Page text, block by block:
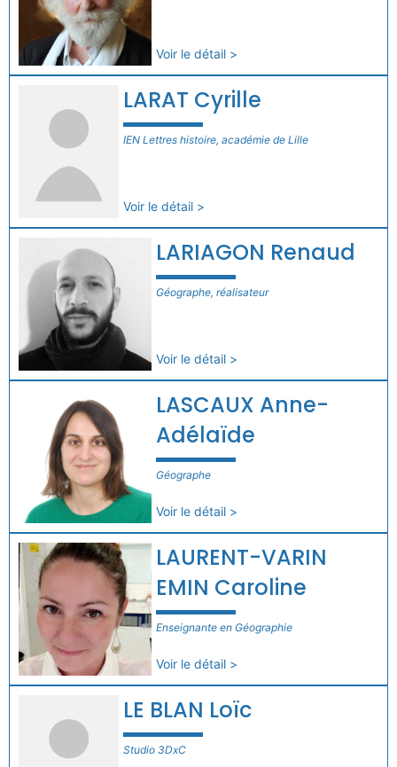
Voir le détail >
LARAT Cyrille
IEN Lettres histoire, académie de Lille
Voir le détail >
LARIAGON Renaud
Géographe, réalisateur
Voir le détail >
LASCAUX Anne-
Adélaïde
Géographe
Voir le détail >
LAURENT-VARIN
EMIN Caroline
Enseignante en Géographie
Voir le détail >
LE BLAN Loïc
Studio 3DxC